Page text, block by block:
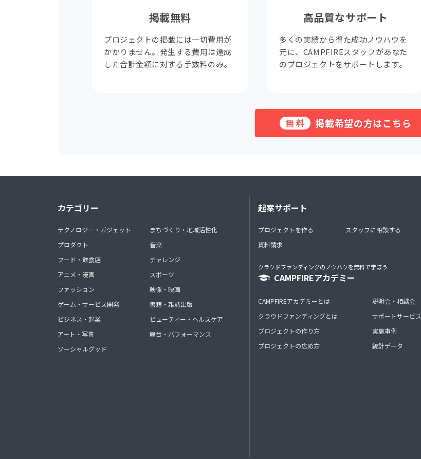
掲載無料
プロジェクトの掲載には一切費用が
かかりません。発生する費用は達成
した合計金額に対する手数料のみ。
高品質なサポート
多くの実績から得た成功ノウハウを
元に、CAMPFIREスタッフがあなた
のプロジェクトをサポートします。
無料 掲載希望の方はこちら
カテゴリー
テクノロジー・ガジェット
プロダクト
フード・飲食店
アニメ・漫画
ファッション
ゲーム・サービス開発
ビジネス・起業
アート・写真
ソーシャルグッド
まちづくり・地域活性化
音楽
チャレンジ
スポーツ
映像・映画
書籍・雑誌出版
ビューティー・ヘルスケア
舞台・パフォーマンス
起案サポート
プロジェクトを作る
資料請求
スタッフに相談する
クラウドファンディングのノウハウを無料で学ぼう
CAMPFIREアカデミー
CAMPFIREアカデミーとは
クラウドファンディングとは
プロジェクトの作り方
プロジェクトの広め方
説明会・相談会
サポートサービス
実施事例
統計データ